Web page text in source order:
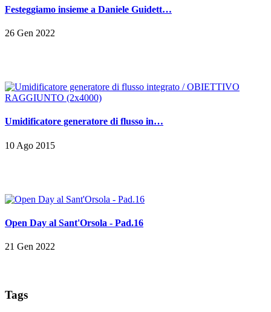
Festeggiamo insieme a Daniele Guidett…
26 Gen 2022
Umidificatore generatore di flusso in…
10 Ago 2015
Open Day al Sant'Orsola - Pad.16
21 Gen 2022
Tags